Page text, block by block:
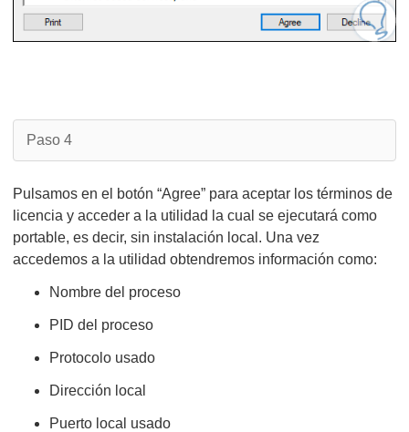
Paso 4
Pulsamos en el botón “Agree” para aceptar los términos de
licencia y acceder a la utilidad la cual se ejecutará como
portable, es decir, sin instalación local. Una vez
accedemos a la utilidad obtendremos información como:
Nombre del proceso
PID del proceso
Protocolo usado
Dirección local
Puerto local usado